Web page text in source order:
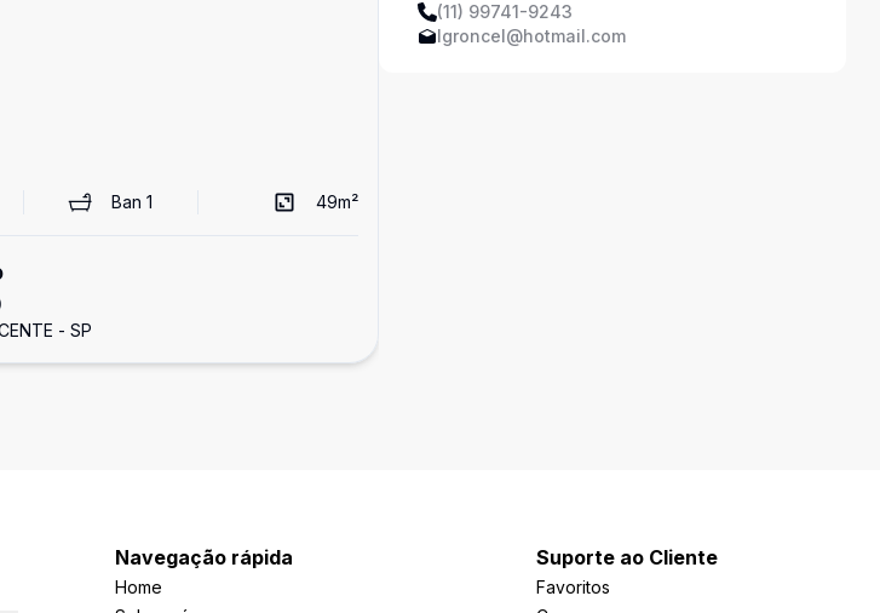
Ban1 49m²
- SP
(11) 99741-9243
lgroncel@hotmail.com
Navegação rápida
Home
Suporte ao Cliente
Favoritos